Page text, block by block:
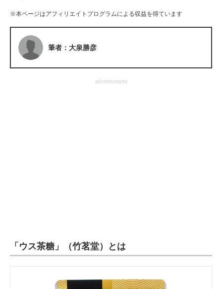
進化するPCとデバイスの未来
好きが集まる 比べて選べる
ビジネスと働き方のヒント
モノづくり技術者専門サイト
※本ページはアフィリエイトプログラムによる収益を得ています
筆者：大泉勝彦
advertisement
「ウス茶糖」（竹茗堂）とは